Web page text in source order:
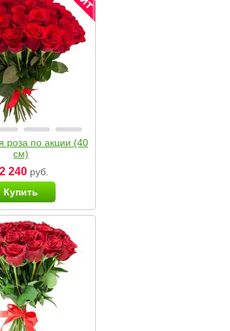
роза по акции (40
см)
240 руб.
Купить